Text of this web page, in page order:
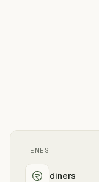
TEMES
diners